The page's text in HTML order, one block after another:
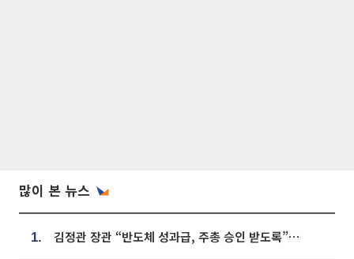
많이 본 뉴스
1. 김정관 장관 “반도체 성과급, 주총 승인 받도록”…상법·자본시장법 개정 시사